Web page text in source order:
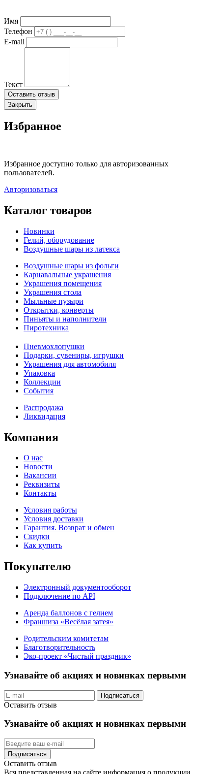
Имя
Телефон
E-mail
Текст
Оставить отзыв
Закрыть
Избранное
Избранное доступно только для авторизованных
пользователей.
Авторизоваться
Каталог товаров
Новинки
Гелий, оборудование
Воздушные шары из латекса
Воздушные шары из фольги
Карнавальные украшения
Украшения помещения
Украшения стола
Мыльные пузыри
Открытки, конверты
Пиньяты и наполнители
Пиротехника
Пневмохлопушки
Подарки, сувениры, игрушки
Украшения для автомобиля
Упаковка
Коллекции
События
Распродажа
Ликвидация
Компания
О нас
Новости
Вакансии
Реквизиты
Контакты
Условия работы
Условия доставки
Гарантия. Возврат и обмен
Скидки
Как купить
Покупателю
Электронный документооборот
Подключение по API
Аренда баллонов с гелием
Франшиза «Весёлая затея»
Родительским комитетам
Благотворительность
Эко-проект «Чистый праздник»
Узнавайте об акциях и новинках первыми
Подписаться
Оставить отзыв
Узнавайте об акциях и новинках первыми
Подписаться
Оставить отзыв
Вся представленная на сайте информация о продукции